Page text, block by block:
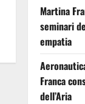
Martina
seminari
empatia
Franca
dell’Aria